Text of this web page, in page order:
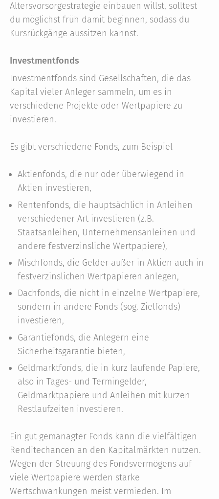
Altersvorsorgestrategie einbauen willst, solltest
du möglichst früh damit beginnen, sodass du
Kursrückgänge aussitzen kannst.
Investmentfonds
Investmentfonds sind Gesellschaften, die das
Kapital vieler Anleger sammeln, um es in
verschiedene Projekte oder Wertpapiere zu
investieren.
Es gibt verschiedene Fonds, zum Beispiel
Aktienfonds, die nur oder überwiegend in
Aktien investieren,
Rentenfonds, die hauptsächlich in Anleihen
verschiedener Art investieren (z.B.
Staatsanleihen, Unternehmensanleihen und
andere festverzinsliche Wertpapiere),
Mischfonds, die Gelder außer in Aktien auch in
festverzinslichen Wertpapieren anlegen,
Dachfonds, die nicht in einzelne Wertpapiere,
sondern in andere Fonds (sog. Zielfonds)
investieren,
Garantiefonds, die Anlegern eine
Sicherheitsgarantie bieten,
Geldmarktfonds, die in kurz laufende Papiere,
also in Tages- und Termingelder,
Geldmarktpapiere und Anleihen mit kurzen
Restlaufzeiten investieren.
Ein gut gemanagter Fonds kann die vielfältigen
Renditechancen an den Kapitalmärkten nutzen.
Wegen der Streuung des Fondsvermögens auf
viele Wertpapiere werden starke
Wertschwankungen meist vermieden. Im